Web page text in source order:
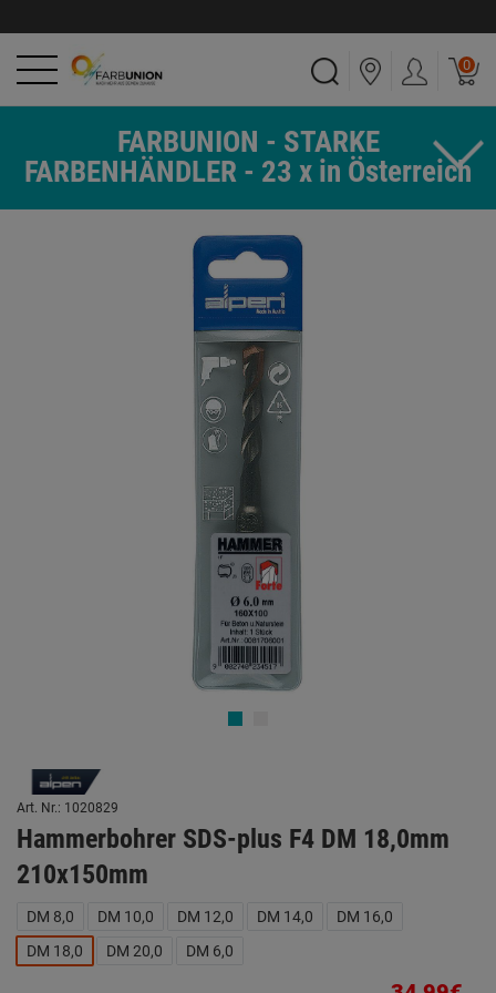
0
FARBUNION - STARKE
FARBENHÄNDLER - 23 x in Österreich
Art. Nr.: 1020829
Hammerbohrer SDS-plus F4 DM 18,0mm
210x150mm
DM 8,0 DM 10,0 DM 12,0 DM 14,0
DM 16,0
DM 18,0
DM 20,0 DM 6,0